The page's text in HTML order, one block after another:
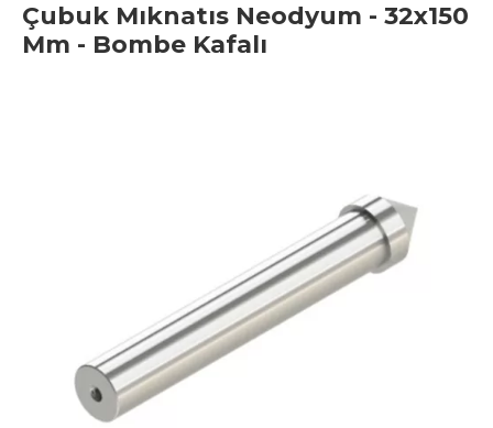
Çubuk Mıknatıs Neodyum - 32x150
Mm - Bombe Kafalı